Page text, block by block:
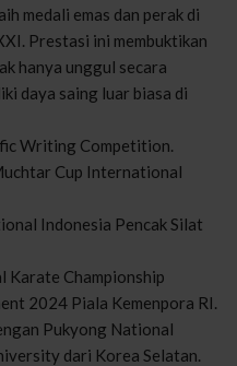
medali emas dan perak di
Prestasi ini membuktikan
hanya unggul secara
daya saing luar biasa di
Writing Competition.
Cup International
Indonesia Pencak Silat
Karate Championship
2024 Piala Kemenpora RI.
Pukyong National
dari Korea Selatan.